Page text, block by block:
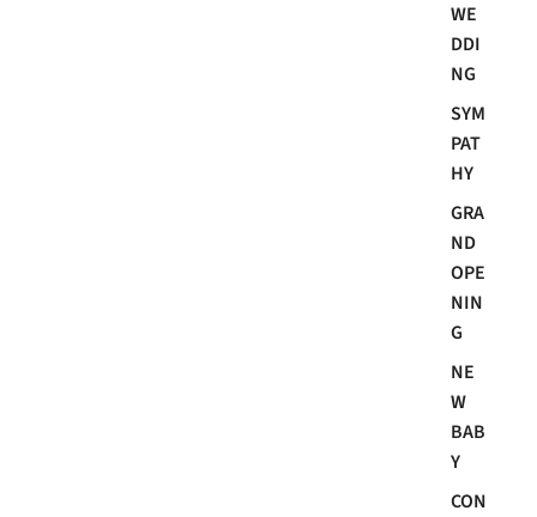
WE
DDI
NG
SYM
PAT
HY
GRA
ND
OPE
NIN
G
NE
W
BAB
Y
CON